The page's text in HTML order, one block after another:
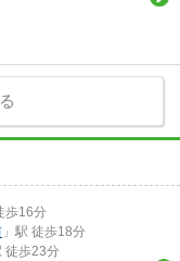
歩16分
」駅 徒歩18分
徒歩23分